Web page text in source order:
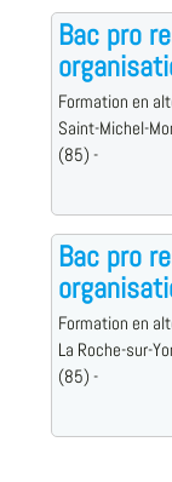
Bac pro
Formation en
Saint-Michel-
(85) -
Bac pro
Formation en
La Roche-sur-
(85) -